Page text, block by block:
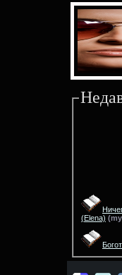
(Elena) (
Богот